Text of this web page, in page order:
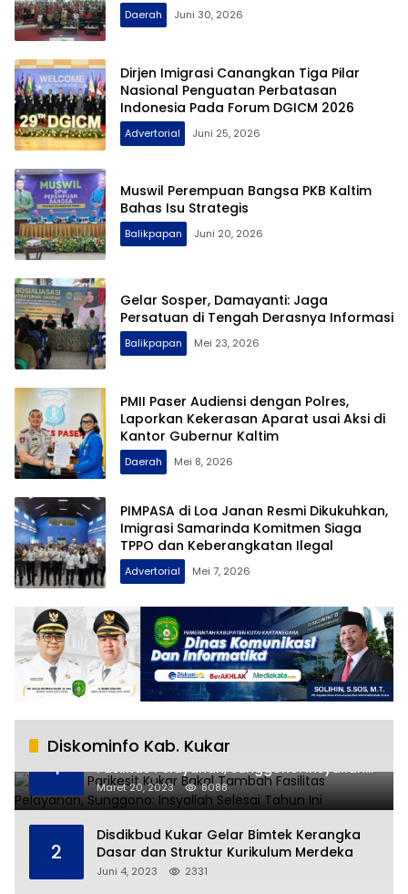
Daerah Juni 30, 2026
Dirjen Imigrasi Canangkan Tiga Pilar
Nasional Penguatan Perbatasan
Indonesia Pada Forum DGICM 2026
Advertorial Juni 25, 2026
Muswil Perempuan Bangsa PKB Kaltim
Bahas Isu Strategis
Balikpapan Juni 20, 2026
Gelar Sosper, Damayanti: Jaga
Persatuan di Tengah Derasnya Informasi
Balikpapan Mei 23, 2026
PMII Paser Audiensi dengan Polres,
Laporkan Kekerasan Aparat usai Aksi di
Kantor Gubernur Kaltim
Daerah Mei 8, 2026
PIMPASA di Loa Janan Resmi Dikukuhkan,
Imigrasi Samarinda Komitmen Siaga
TPPO dan Keberangkatan Ilegal
Advertorial Mei 7, 2026
Diskominfo Kab. Kukar
1
RSUD AM Parikesit Kukar Bakal Tambah
Fasilitas Pelayanan, Sunggono: Insyallah
Selesai Tahun Ini
Maret 20, 2023 8088
2
Disdikbud Kukar Gelar Bimtek Kerangka
Dasar dan Struktur Kurikulum Merdeka
Juni 4, 2023 2331